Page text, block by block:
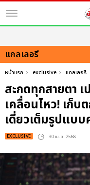
แกลเลอรี
หน้าแรก exclusive แกลเลอรี
สะกดทุกสายตา
เคลื่อนไหว! เก็บ
เดี่ยวเต็มรูปแบ
EXCLUSIVE : 30 เม.ย. 2568